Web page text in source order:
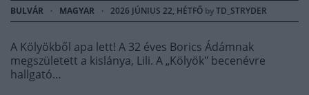
BULVÁR · MAGYAR · 2026 JÚNIUS 22, HÉTFŐ byTD_STRYDER
A Kölyökből apa lett! A 32 éves Borics Ádámnak
megszületett a kislánya, Lili. A „Kölyök" becenévre
hallgató…